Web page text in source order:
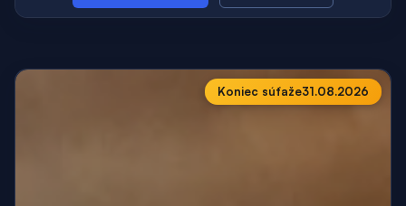
Koniec súťaže31.08.2026